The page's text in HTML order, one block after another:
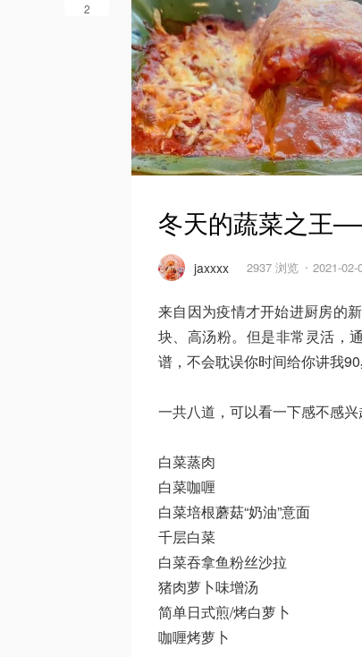
2
冬天的蔬菜之王
jaxxxx 2937 浏览 2021-02-
来自因为疫情才开始进厨房的
块、高汤粉。但是非常灵活，
谱，不会耽误你时间给你讲我
一共八道，可以看一下感不感兴
白菜蒸肉
白菜咖喱
白菜培根蘑菇“奶油”意面
千层白菜
白菜吞拿鱼粉丝沙拉
猪肉萝卜味增汤
简单日式煎/烤白萝卜
咖喱烤萝卜